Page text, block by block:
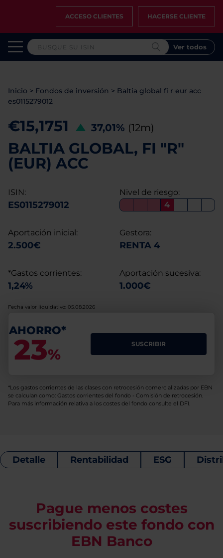
ACCESO CLIENTES HACERSE CLIENTE
Ver todos
Inicio > Fondos de inversión > Baltia global fi r eur acc
es0115279012
€15,1751 37,01% (12m)
BALTIA GLOBAL, FI "R"
(EUR) ACC
ISIN:
ES0115279012
Nivel de riesgo:
4
Aportación inicial:
2.500€
Gestora:
RENTA 4
*Gastos corrientes:
1,24%
Aportación sucesiva:
1.000€
Fecha valor liquidativo: 05.08.2026
AHORRO*
23%
SUSCRIBIR
*Los gastos corrientes de las clases con retrocesión comercializadas por EBN
se calculan como: Gastos corrientes del fondo - Comisión de retrocesión.
Para más información relativa a los costes del fondo consulte el DFI.
Detalle Rentabilidad ESG
Pague menos costes
suscribiendo este fondo con
EBN Banco